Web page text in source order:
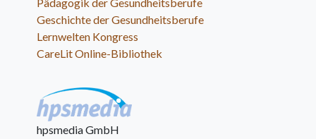
Geschichte der Gesundheitsberufe
Lernwelten Kongress
CareLit Online-Bibliothek
hpsmedia GmbH